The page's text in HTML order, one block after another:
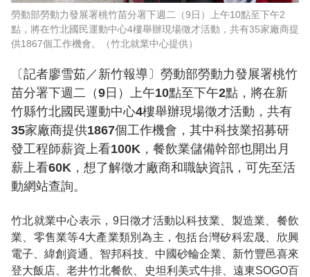
勞動部勞動力發展署桃竹苗分署下週二（9日）上午10點至下午2
點，將在竹北國民運動中心4樓舉辦現場徵才活動，共有35家廠商提
供1867個工作機會。（竹北就業中心提供）
〔記者廖雪茹／新竹報導〕勞動部勞動力發展署桃竹
苗分署下週二（9日）上午10點至下午2點，將在新
竹縣竹北國民運動中心4樓舉辦現場徵才活動，共有
35家廠商提供1867個工作機會，其中科技業招募研
發工程師薪資上看100K，餐飲業儲備幹部也開出月
薪上看60K，想了解徵才廠商和職缺資訊，可先至活
動網站查詢。
竹北就業中心表示，9日徵才活動以科技業、製造業、餐飲
業、零售業等4大產業類別為主，包括台灣矽科宏晟、欣興
電子、緯創資通、智邦科技、中國砂輪企業、新竹豐邑喜來
登大飯店、老井竹北餐飲、史坦利美式牛排、遠東SOGO百